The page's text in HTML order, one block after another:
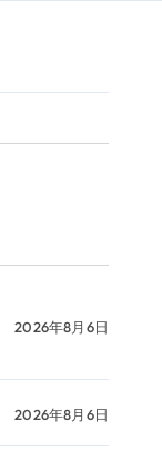
2026年8月6日
2026年8月6日